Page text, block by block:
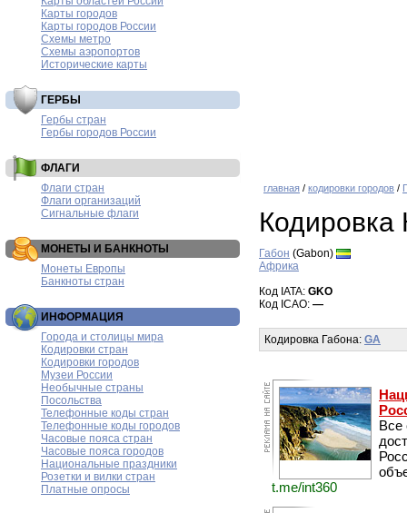
Карты городов
Карты городов России
Схемы метро
Схемы аэропортов
Исторические карты
ГЕРБЫ
Гербы стран
Гербы городов России
ФЛАГИ
Флаги стран
Флаги организаций
Сигнальные флаги
МОНЕТЫ И БАНКНОТЫ
Монеты Европы
Банкноты стран
ИНФОРМАЦИЯ
Города и столицы мира
Кодировки стран
Кодировки городов
Музеи России
Необычные страны
Посольства
Телефонные коды стран
Телефонные коды городов
Часовые пояса стран
Часовые пояса городов
Национальные праздники
Розетки и вилки стран
Платные опросы
главная / кодировки городов /
Кодировка
Габон (Gabon)
Африка
Код IATA: GKO
Код ICAO: —
Кодировка Габона: GA
Все
t.me/int360